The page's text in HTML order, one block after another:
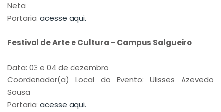
Neta
Portaria: acesse aqui.
Festival de Arte e Cultura – Campus Salgueiro
Data: 03 e 04 de dezembro
Coordenador(a) Local do Evento: Ulisses Azevedo
Sousa
Portaria: acesse aqui.